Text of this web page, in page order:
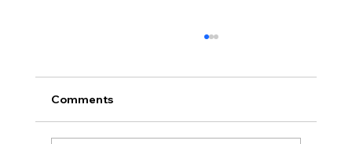
오늘날 성도로서 올바른 신앙생활을 하는 데 걸
림돌이 되는 세 가지가 있습니다. 첫째는 안일주
의입니다. 산업혁명 이후 급속도로 발전한 물질
Comments